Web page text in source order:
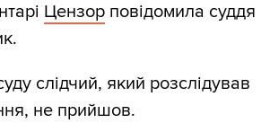
Цензор повідомила суддя
слідчий, який розслідував
не прийшов.